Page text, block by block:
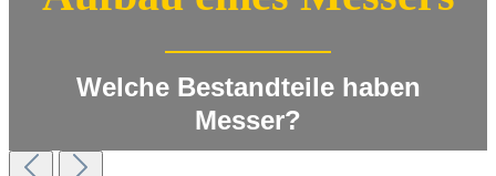
Welche Bestandteile haben
Messer?